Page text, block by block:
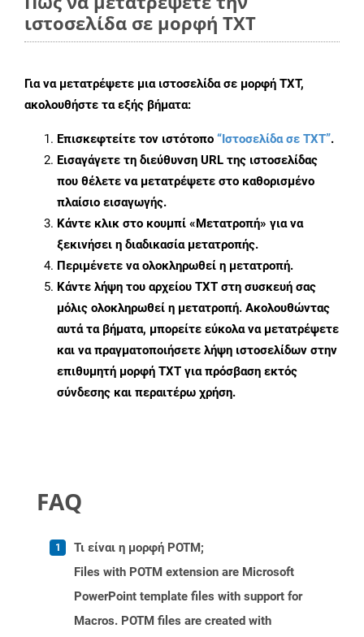
ιστοσελίδα σε μορφή TXT
Για να μετατρέψετε μια ιστοσελίδα σε μορφή TXT,
ακολουθήστε τα εξής βήματα:
Επισκεφτείτε τον ιστότοπο “Ιστοσελίδα σε TXT”.
Εισαγάγετε τη διεύθυνση URL της ιστοσελίδας
που θέλετε να μετατρέψετε στο καθορισμένο
πλαίσιο εισαγωγής.
Κάντε κλικ στο κουμπί «Μετατροπή» για να
ξεκινήσει η διαδικασία μετατροπής.
Περιμένετε να ολοκληρωθεί η μετατροπή.
Κάντε λήψη του αρχείου TXT στη συσκευή σας
μόλις ολοκληρωθεί η μετατροπή. Ακολουθώντας
αυτά τα βήματα, μπορείτε εύκολα να μετατρέψετε
και να πραγματοποιήσετε λήψη ιστοσελίδων στην
επιθυμητή μορφή TXT για πρόσβαση εκτός
σύνδεσης και περαιτέρω χρήση.
FAQ
Τι είναι η μορφή POTM;
Files with POTM extension are Microsoft
PowerPoint template files with support for
Macros. POTM files are created with